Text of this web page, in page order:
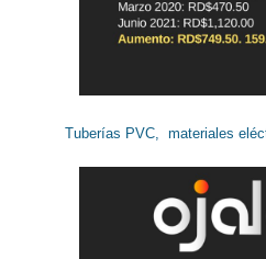
Tuberías PVC, materiales